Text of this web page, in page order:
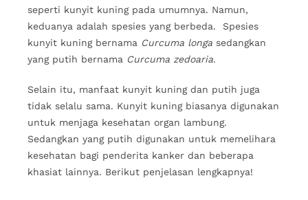
seperti kunyit kuning pada umumnya. Namun,
keduanya adalah spesies yang berbeda. Spesies
kunyit kuning bernama Curcuma longa sedangkan
yang putih bernama Curcuma zedoaria.
Selain itu, manfaat kunyit kuning dan putih juga
tidak selalu sama. Kunyit kuning biasanya digunakan
untuk menjaga kesehatan organ lambung.
Sedangkan yang putih digunakan untuk memelihara
kesehatan bagi penderita kanker dan beberapa
khasiat lainnya. Berikut penjelasan lengkapnya!